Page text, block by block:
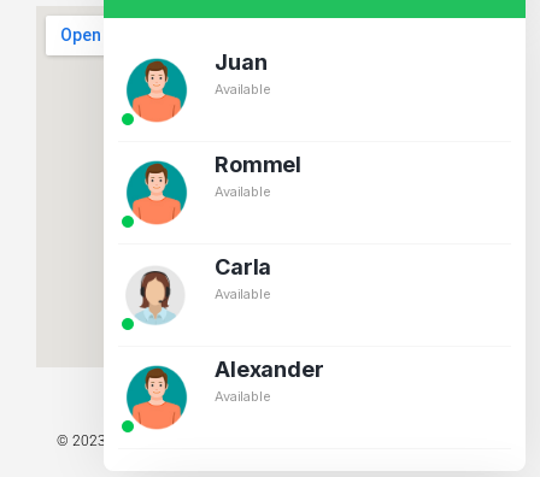
© 2023 TODOS LOS DERECHOS RESERVADOS - TECNIT TU TIENDA
Juan
Available
Rommel
Available
Carla
Available
Alexander
Available